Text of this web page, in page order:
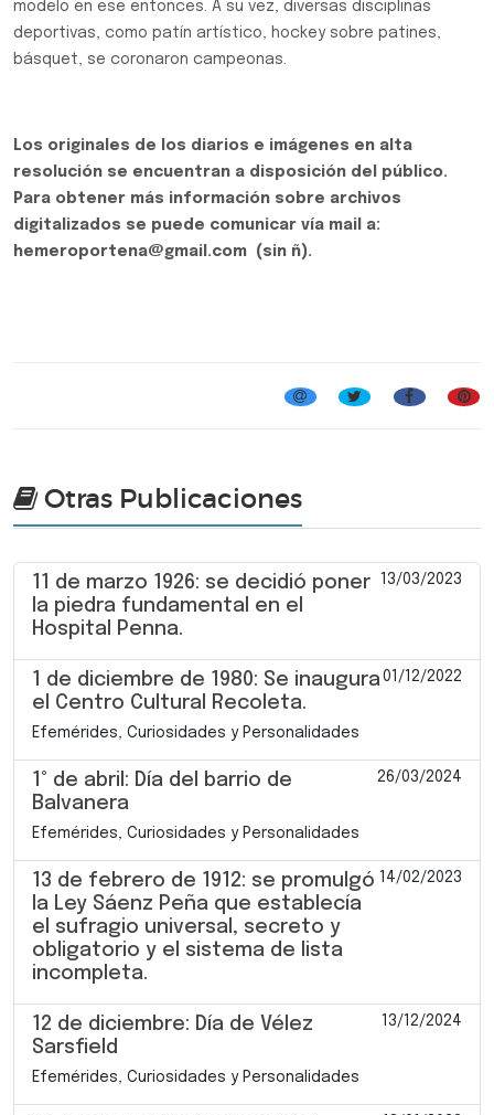
modelo en ese entonces. A su vez, diversas disciplinas
deportivas, como patín artístico, hockey sobre patines,
básquet, se coronaron campeonas.
Los originales de los diarios e imágenes en alta
resolución se encuentran a disposición del público.
Para obtener más información sobre archivos
digitalizados se puede comunicar vía mail a:
hemeroportena@gmail.com (sin ñ).
Otras Publicaciones
11 de marzo 1926: se decidió poner
la piedra fundamental en el
Hospital Penna.
13/03/2023
1 de diciembre de 1980: Se inaugura
el Centro Cultural Recoleta.
01/12/2022
Efemérides, Curiosidades y Personalidades
1° de abril: Día del barrio de
Balvanera
26/03/2024
Efemérides, Curiosidades y Personalidades
13 de febrero de 1912: se promulgó
la Ley Sáenz Peña que establecía
el sufragio universal, secreto y
obligatorio y el sistema de lista
incompleta.
14/02/2023
12 de diciembre: Día de Vélez
Sarsfield
13/12/2024
Efemérides, Curiosidades y Personalidades